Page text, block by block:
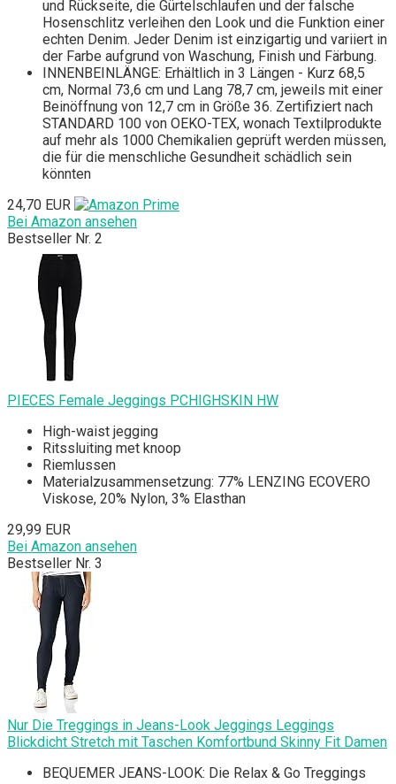
und Rückseite, die Gürtelschlaufen und der falsche
Hosenschlitz verleihen den Look und die Funktion einer
echten Denim. Jeder Denim ist einzigartig und variiert in
der Farbe aufgrund von Waschung, Finish und Färbung.
INNENBEINLÄNGE: Erhältlich in 3 Längen - Kurz 68,5
cm, Normal 73,6 cm und Lang 78,7 cm, jeweils mit einer
Beinöffnung von 12,7 cm in Größe 36. Zertifiziert nach
STANDARD 100 von OEKO-TEX, wonach Textilprodukte
auf mehr als 1000 Chemikalien geprüft werden müssen,
die für die menschliche Gesundheit schädlich sein
könnten
24,70 EUR
Bei Amazon ansehen
Bestseller Nr. 2
PIECES Female Jeggings PCHIGHSKIN HW
High-waist jegging
Ritssluiting met knoop
Riemlussen
Materialzusammensetzung: 77% LENZING ECOVERO
Viskose, 20% Nylon, 3% Elasthan
29,99 EUR
Bei Amazon ansehen
Bestseller Nr. 3
Nur Die Treggings in Jeans-Look Jeggings Leggings
Blickdicht Stretch mit Taschen Komfortbund Skinny Fit Damen
BEQUEMER JEANS-LOOK: Die Relax & Go Treggings